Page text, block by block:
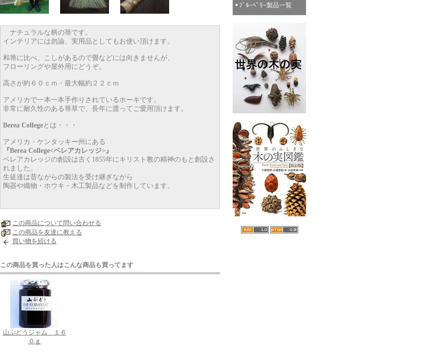
ナチュラルな柄の箒です。
インテリアには勿論、実用品としてもお使い頂けます。
和箒に比べ、こしがあるので畳などには向きませんが、
フローリングや屋外用にどうぞ。
高さが約６０ｃｍ・最大幅約２２ｃｍ
アメリカで一本一本手作りされているホーキです。
非常に耐久性のある箒草で、長年に渡ってご愛用頂けます。
Berea Collegeとは・・・
アメリカ・ケンタッキー州にある
『Berea College<ベレアカレッジ>』
ベレアカレッジの創設は古く1855年にキリスト教の精神のもと創設さ
れました。
生徒達は昔ながらの製法を受け継ぎながら
陶器や織物・ホウキ・木工製品などを制作しています。
この商品について問い合わせる
この商品を友達に教える
買い物を続ける
この商品を買った人はこんな商品も買ってます
山ぶどうジャム １６
０ｇ
ﾌﾞﾙｰﾍﾞﾘｰ製品一覧